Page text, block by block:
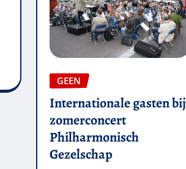
GEEN
Internationale gasten bij
zomerconcert
Philharmonisch
Gezelschap